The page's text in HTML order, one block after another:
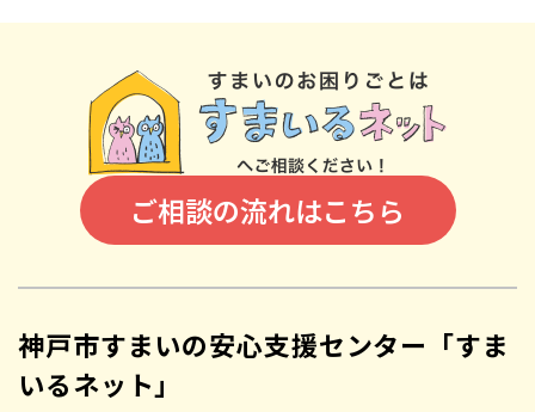
ご相談の流れはこちら
神戸市すまいの安心支援センター「すま
いるネット」